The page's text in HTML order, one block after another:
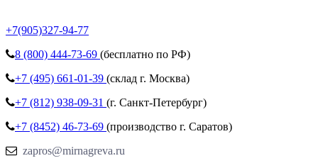
+7(905)327-94-77
8 (800) 444-73-69 (бесплатно по РФ)
+7 (495) 661-01-39 (склад г. Москва)
+7 (812) 938-09-31 (г. Санкт-Петербург)
+7 (8452) 46-73-69 (производство г. Саратов)
zapros@mirnagreva.ru